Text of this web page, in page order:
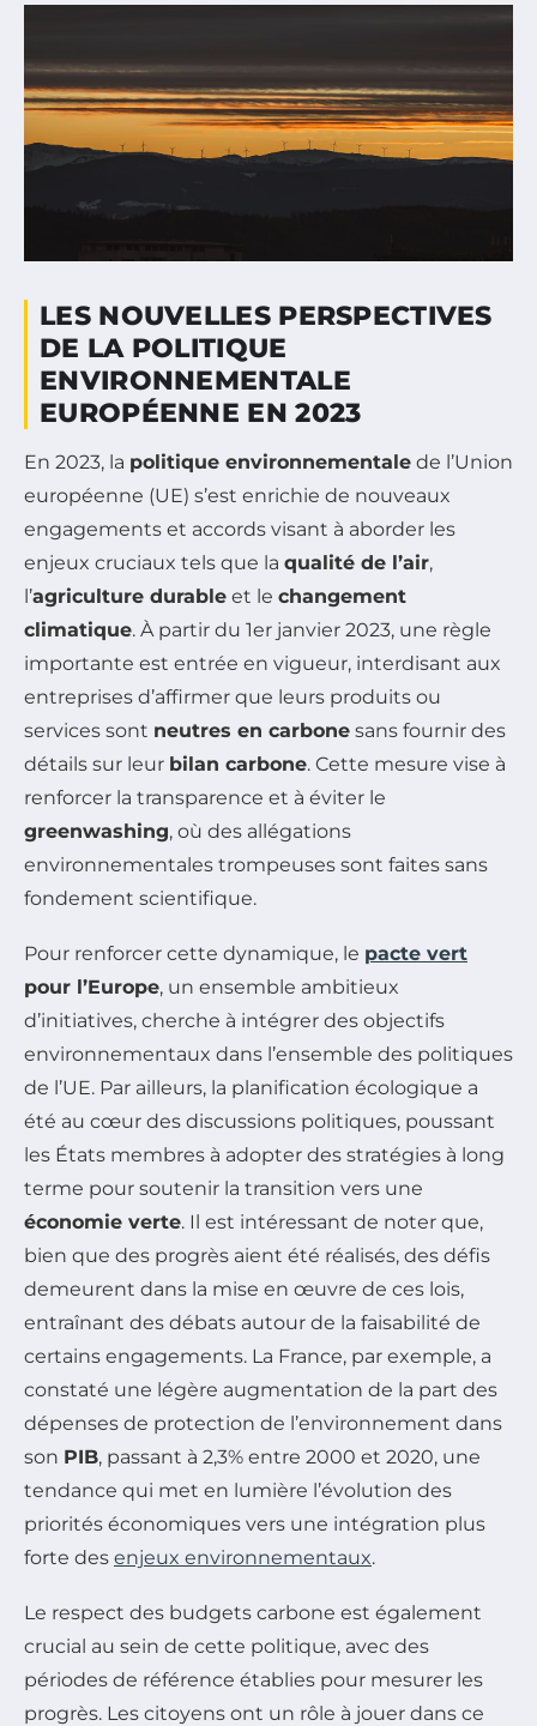
LES NOUVELLES PERSPECTIVES
DE LA POLITIQUE
ENVIRONNEMENTALE
EUROPÉENNE EN 2023
En 2023, la politique environnementale de l’Union
européenne (UE) s’est enrichie de nouveaux
engagements et accords visant à aborder les
enjeux cruciaux tels que la qualité de l’air,
l’agriculture durable et le changement
climatique. À partir du 1er janvier 2023, une règle
importante est entrée en vigueur, interdisant aux
entreprises d’affirmer que leurs produits ou
services sont neutres en carbone sans fournir des
détails sur leur bilan carbone. Cette mesure vise à
renforcer la transparence et à éviter le
greenwashing, où des allégations
environnementales trompeuses sont faites sans
fondement scientifique.
Pour renforcer cette dynamique, le pacte vert
pour l’Europe, un ensemble ambitieux
d’initiatives, cherche à intégrer des objectifs
environnementaux dans l’ensemble des politiques
de l’UE. Par ailleurs, la planification écologique a
été au cœur des discussions politiques, poussant
les États membres à adopter des stratégies à long
terme pour soutenir la transition vers une
économie verte. Il est intéressant de noter que,
bien que des progrès aient été réalisés, des défis
demeurent dans la mise en œuvre de ces lois,
entraînant des débats autour de la faisabilité de
certains engagements. La France, par exemple, a
constaté une légère augmentation de la part des
dépenses de protection de l’environnement dans
son PIB, passant à 2,3% entre 2000 et 2020, une
tendance qui met en lumière l’évolution des
priorités économiques vers une intégration plus
forte des enjeux environnementaux.
Le respect des budgets carbone est également
crucial au sein de cette politique, avec des
périodes de référence établies pour mesurer les
progrès. Les citoyens ont un rôle à jouer dans ce